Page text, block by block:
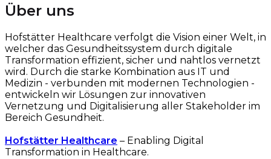
Über uns
Hofstätter Healthcare verfolgt die Vision einer Welt, in
welcher das Gesundheitssystem durch digitale
Transformation effizient, sicher und nahtlos vernetzt
wird. Durch die starke Kombination aus IT und
Medizin - verbunden mit modernen Technologien -
entwickeln wir Lösungen zur innovativen
Vernetzung und Digitalisierung aller Stakeholder im
Bereich Gesundheit.
Hofstätter Healthcare – Enabling Digital
Transformation in Healthcare.